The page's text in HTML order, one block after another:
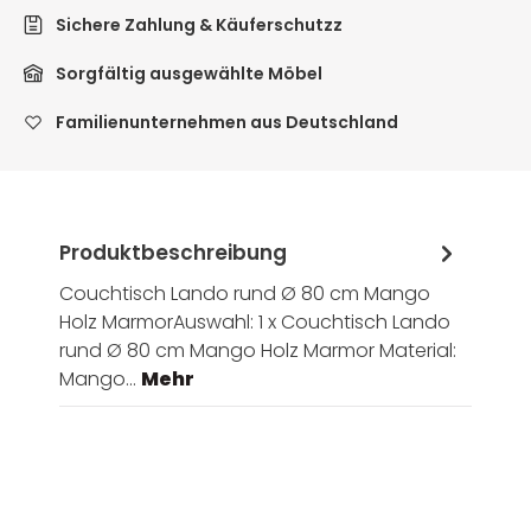
Sichere Zahlung & Käuferschutzz
Sorgfältig ausgewählte Möbel
Familienunternehmen aus Deutschland
Produktbeschreibung
Couchtisch Lando rund Ø 80 cm Mango
Holz MarmorAuswahl: 1 x Couchtisch Lando
rund Ø 80 cm Mango Holz Marmor Material:
Mango… Mehr